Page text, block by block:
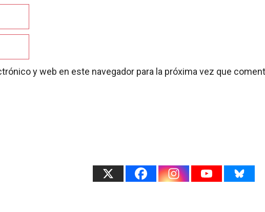
y web en este navegador para la próxima vez que